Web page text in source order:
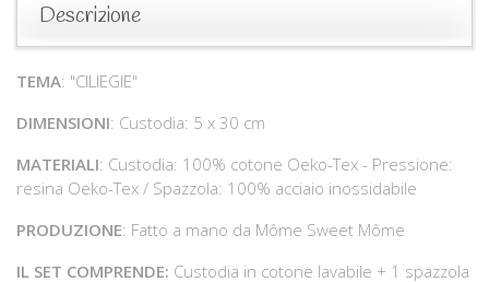
Descrizione
TEMA: "CILIEGIE"
DIMENSIONI: Custodia: 5 x 30 cm
MATERIALI: Custodia: 100% cotone Oeko-Tex - Pressione:
resina Oeko-Tex / Spazzola: 100% acciaio inossidabile
PRODUZIONE: Fatto a mano da Môme Sweet Môme
IL SET COMPRENDE: Custodia in cotone lavabile + 1 spazzola